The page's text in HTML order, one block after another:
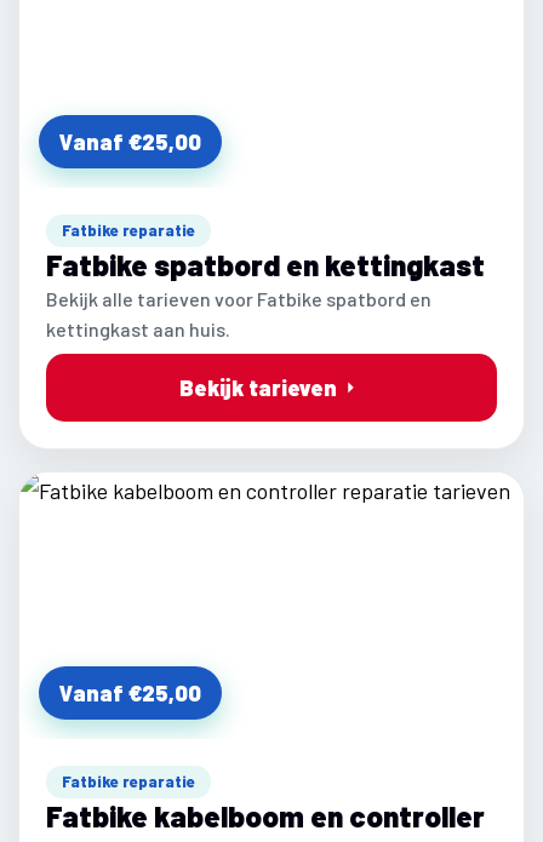
Vanaf €25,00
Fatbike reparatie
Fatbike spatbord en kettingkast
Bekijk alle tarieven voor Fatbike spatbord en
kettingkast aan huis.
Bekijk tarieven
Vanaf €25,00
Fatbike reparatie
Fatbike kabelboom en controller